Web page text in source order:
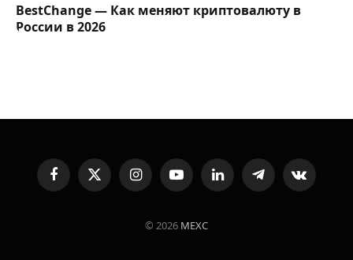
BestChange — Как меняют криптовалюту в
России в 2026
FacebookX
(Twitter)
InstagramYouTubeLinkedInTelegramVKontakte
© 2026 MEXC